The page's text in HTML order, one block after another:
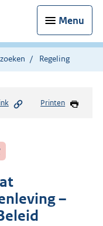
Menu
Regeling
Printen
–